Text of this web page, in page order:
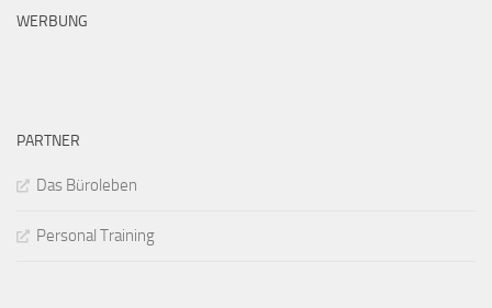
WERBUNG
PARTNER
Das Büroleben
Personal Training